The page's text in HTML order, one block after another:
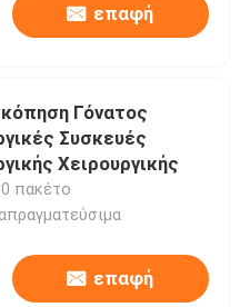
επαφή
Γόνατος
Συσκευές
Χειρουργικής
πακέτο
επαφή